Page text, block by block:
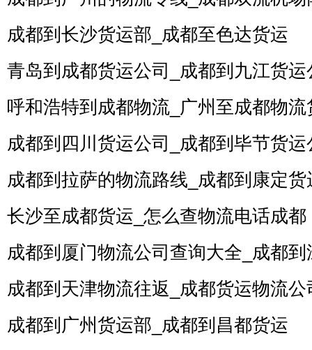
成都到长沙货运部_成都至色达货运
青岛到成都货运公司_成都到九江货运
呼和浩特到成都物流_广州至成都物流
成都到四川货运公司_成都到毕节货运
成都到拉萨的物流路线_成都到康定货
长沙至成都货运_怎么查物流电话成都
成都到厦门物流公司查询大全_成都
成都到天津物流往返_成都货运物流
成都到广州货运部_成都到昌都货运